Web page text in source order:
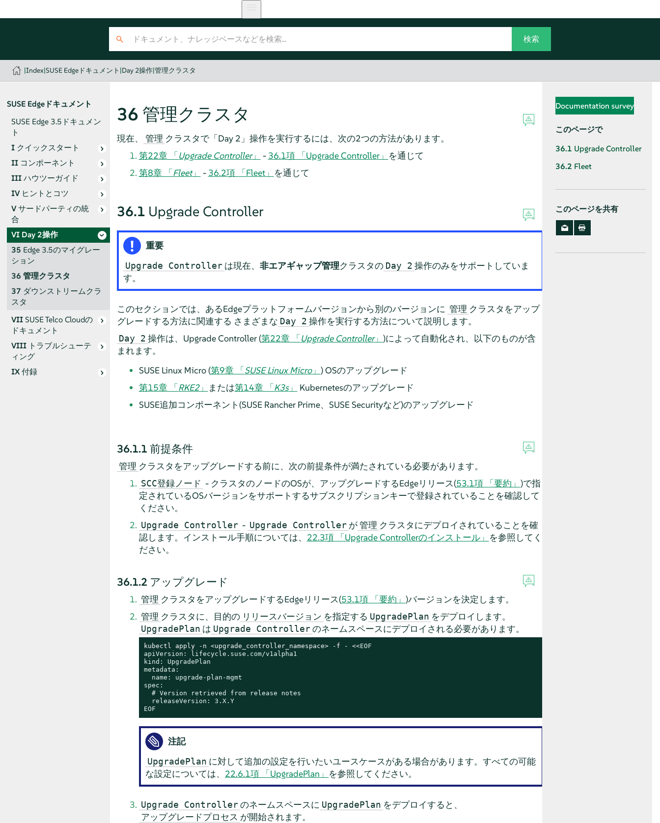
|Index|SUSE Edgeドキュメント |Day 2操作|管理クラスタ
SUSE Edgeドキュメント
SUSE Edge 3.5ドキュメン
ト
I クイックスタート
II コンポーネント
IIIハウツーガイド
IV ヒントとコツ
Vサードパーティの統
合
VI Day 2操作
35 Edge 3.5のマイグレー
ション
36 管理クラスタ
37 ダウンストリームクラ
スタ
VIISUSE Telco Cloudの
ドキュメント
VIII トラブルシューテ
ィング
IX付録
36 管理クラスタ
現在、 管理 クラスタで「Day 2」操作を実行するには、次の2つの方法があります。
第22章 「Upgrade Controller」 - 36.1項 「Upgrade Controller」 を通じて
第8章 「Fleet」 - 36.2項 「Fleet」 を通じて
36.1 Upgrade Controller
重要
Upgrade Controller は現在、非エアギャップ管理クラスタの Day 2 操作のみをサポートしていま
す。
このセクションでは、あるEdgeプラットフォームバージョンから別のバージョンに 管理 クラスタをアップ
グレードする方法に関連する さまざまな Day 2 操作を実行する方法について説明します。
Day 2 操作は、Upgrade Controller (第22章 「Upgrade Controller」 )によって自動化され、以下のものが含
まれます。
SUSE Linux Micro (第9章 「SUSE Linux Micro」 ) OSのアップグレード
第15章 「RKE2」 または第14章 「K3s」
Kubernetesのアップグレード
SUSE追加コンポーネント(SUSE Rancher Prime、SUSE Securityなど)のアップグレード
36.1.1 前提条件
管理 クラスタをアップグレードする前に、次の前提条件が満たされている必要があります。
SCC登録ノード - クラスタのノードのOSが、アップグレードするEdgeリリース(53.1項 「要約」 )で指
定されているOSバージョンをサポートするサブスクリプションキーで登録されていることを確認して
ください。
Upgrade Controller - Upgrade Controller が 管理 クラスタにデプロイされていることを確
認します。インストール手順については、 22.3項 「Upgrade Controllerのインストール」 を参照してく
ださい。
36.1.2 アップグレード
管理 クラスタをアップグレードするEdgeリリース(53.1項 「要約」 )バージョンを決定します。
管理 クラスタに、目的の リリースバージョン を指定する UpgradePlan をデプロイします。
UpgradePlan は Upgrade Controller のネームスペースにデプロイされる必要があります。
kubectl apply -n <upgrade_controller_namespace> -f - <<EOF
apiVersion: lifecycle.suse.com/v1alpha1
kind: UpgradePlan
metadata:
  name: upgrade-plan-mgmt
spec:
  # Version retrieved from release notes
  releaseVersion: 3.X.Y
EOF
注記
UpgradePlan に対して追加の設定を行いたいユースケースがある場合があります。すべての可能
な設定については、 22.6.1項 「UpgradePlan」 を参照してください。
Upgrade Controller のネームスペースに UpgradePlan をデプロイすると、
アップグレードプロセス が開始されます。
Documentation survey
このページで
36.1 Upgrade Controller
36.2 Fleet
このページを共有